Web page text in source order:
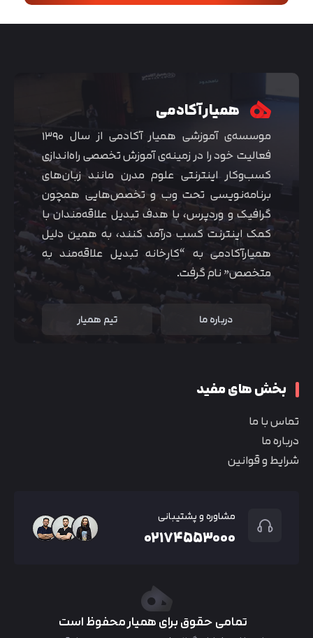
همیار آکادمی
موسسه‌ی آموزشی همیار آکادمی از سال ۱۳۹۰
فعالیت خود را در زمینه‌ی آموزش تخصصی راه‌اندازی
کسب‌و‌کار اینترنتی علوم مدرن مانند زبان‌های
برنامه‌نویسی تحت وب و تخصص‌هایی همچون
گرافیک و وردپرس، با هدف تبدیل علاقه‌مندان با
کمک اینترنت کسب درآمد کنند، به همین دلیل
همیارآکادمی به “کارخانه تبدیل علاقه‌مند به
متخصص” نام گرفت.
درباره ما تیم همیار
بخش های مفید
تماس با ما
درباره ما
شرایط و قوانین
مشاوره و پشتیبانی
۰۲۱۷۴۵۵۳۰۰۰
تمامی حقوق برای همیار محفوظ است
متوجه شدم